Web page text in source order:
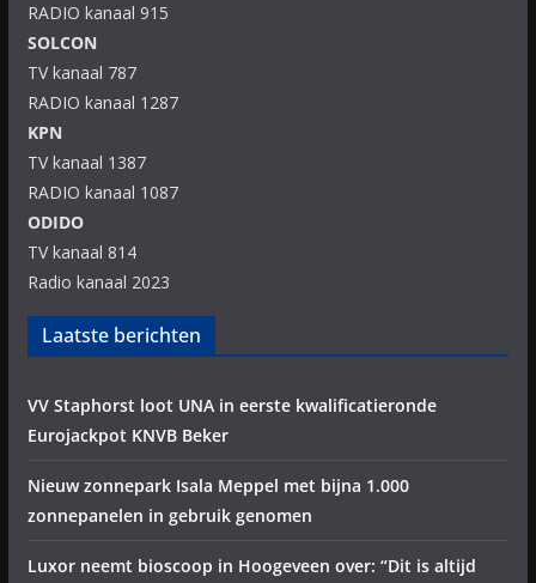
RADIO kanaal 915
SOLCON
TV kanaal 787
RADIO kanaal 1287
KPN
TV kanaal 1387
RADIO kanaal 1087
ODIDO
TV kanaal 814
Radio kanaal 2023
Laatste berichten
VV Staphorst loot UNA in eerste kwalificatieronde
Eurojackpot KNVB Beker
Nieuw zonnepark Isala Meppel met bijna 1.000
zonnepanelen in gebruik genomen
Luxor neemt bioscoop in Hoogeveen over: “Dit is altijd